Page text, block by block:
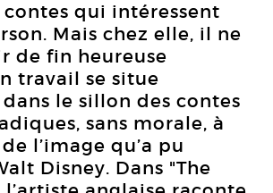
contes qui intéressent
Mais chez elle, il ne
de fin heureuse
travail se situe
le sillon des contes
sans morale, à
l’image qu’a pu
Disney. Dans "The